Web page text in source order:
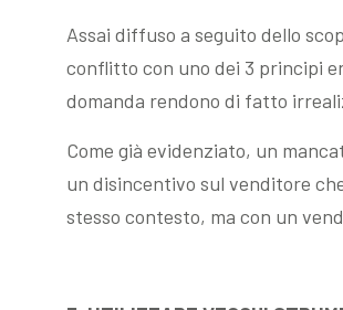
Assai diffuso a seguito dello
conflitto con uno dei 3 principi
domanda rendono di fatto
Come già evidenziato, un
un disincentivo sul venditore
stesso contesto, ma con un